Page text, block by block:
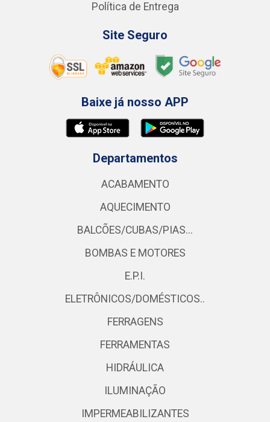
Política de Entrega
Site Seguro
Baixe já nosso APP
Departamentos
ACABAMENTO
AQUECIMENTO
BALCÕES/CUBAS/PIAS...
BOMBAS E MOTORES
E.P.I.
ELETRÔNICOS/DOMÉSTICOS..
FERRAGENS
FERRAMENTAS
HIDRÁULICA
ILUMINAÇÃO
IMPERMEABILIZANTES